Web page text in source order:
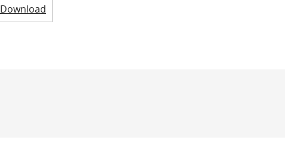
Download